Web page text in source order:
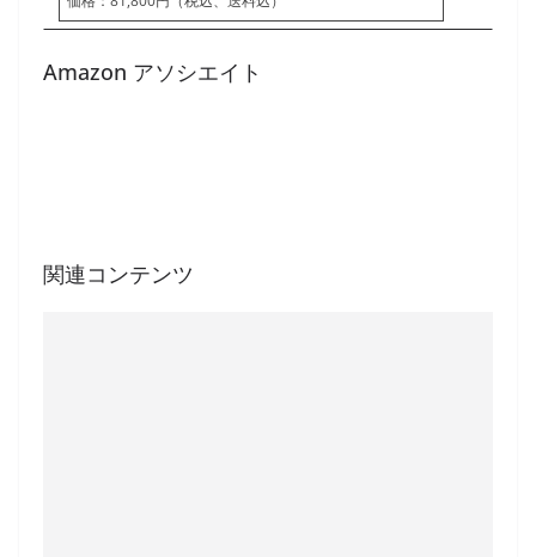
Amazon アソシエイト
関連コンテンツ